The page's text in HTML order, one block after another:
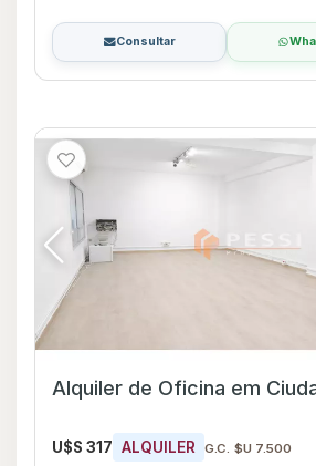
Consultar
Alquiler de Oficina em
U$S 317 ALQUILER G.C. $U 7.500